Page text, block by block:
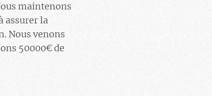
maintenons
assurer la
Nous venons
50000€ de